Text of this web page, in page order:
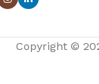
Copyright ©